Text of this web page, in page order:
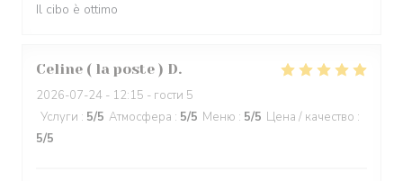
Il cibo è ottimo
Celine ( la poste ) D
2026-07-24 - 12:15 - гости 5
Услуги : 5/5 Атмосфера : 5/5 Меню : 5/5 Цена / качество :
5/5